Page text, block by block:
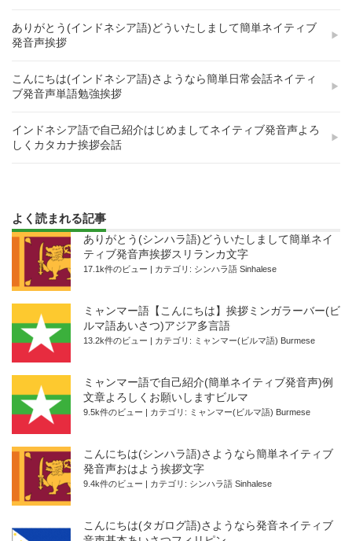
ありがとう(インドネシア語)どういたしまして簡単ネイティブ
発音声挨拶
こんにちは(インドネシア語)さようなら簡単日常会話ネイティ
ブ発音声単語勉強挨拶
インドネシア語で自己紹介はじめましてネイティブ発音声よろ
しくカタカナ挨拶会話
よく読まれる記事
ありがとう(シンハラ語)どういたしまして簡単ネイ
ティブ発音声挨拶スリランカ文字
17.1k件のビュー カテゴリ: シンハラ語 Sinhalese
ミャンマー語【こんにちは】挨拶ミンガラーバー(ビ
ルマ語あいさつ)アジア多言語
13.2k件のビュー カテゴリ: ミャンマー(ビルマ語) Burmese
ミャンマー語で自己紹介(簡単ネイティブ発音声)例
文章よろしくお願いしますビルマ
9.5k件のビュー カテゴリ: ミャンマー(ビルマ語) Burmese
こんにちは(シンハラ語)さようなら簡単ネイティブ
発音声おはよう挨拶文字
9.4k件のビュー カテゴリ: シンハラ語 Sinhalese
こんにちは(タガログ語)さようなら発音ネイティブ